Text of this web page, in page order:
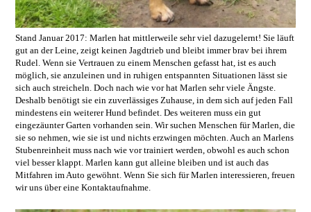
Stand Januar 2017: Marlen hat mittlerweile sehr viel dazugelernt! Sie läuft
gut an der Leine, zeigt keinen Jagdtrieb und bleibt immer brav bei ihrem
Rudel. Wenn sie Vertrauen zu einem Menschen gefasst hat, ist es auch
möglich, sie anzuleinen und in ruhigen entspannten Situationen lässt sie
sich auch streicheln. Doch nach wie vor hat Marlen sehr viele Ängste.
Deshalb benötigt sie ein zuverlässiges Zuhause, in dem sich auf jeden Fall
mindestens ein weiterer Hund befindet. Des weiteren muss ein gut
eingezäunter Garten vorhanden sein. Wir suchen Menschen für Marlen, die
sie so nehmen, wie sie ist und nichts erzwingen möchten. Auch an Marlens
Stubenreinheit muss nach wie vor trainiert werden, obwohl es auch schon
viel besser klappt. Marlen kann gut alleine bleiben und ist auch das
Mitfahren im Auto gewöhnt. Wenn Sie sich für Marlen interessieren, freuen
wir uns über eine Kontaktaufnahme.